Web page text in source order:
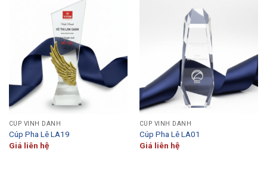
CÚP VINH DANH
Cúp Pha Lê LA19
Giá liên hệ
CÚP VINH DANH
Cúp Pha Lê LA01
Giá liên hệ